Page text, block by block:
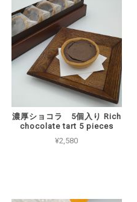
濃厚ショコラ 5個入り Rich
chocolate tart 5 pieces
¥2,580